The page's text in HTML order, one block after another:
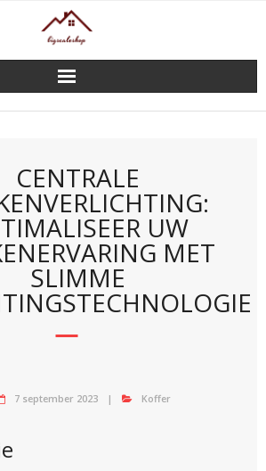
CENTRALE
UW
MET
SLIMME
7 september 2023 Koffer